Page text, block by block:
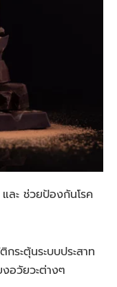
ละ ช่วยป้องกันโรค
ระตุ้นระบบประสาท
อวัยวะต่างๆ